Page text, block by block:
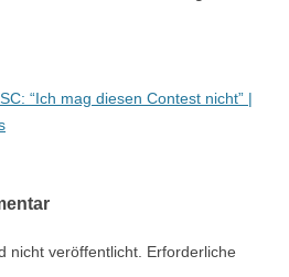
“Ich mag diesen Contest nicht” |
nicht veröffentlicht. Erforderliche